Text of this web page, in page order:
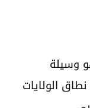
وسيلة
الولايات